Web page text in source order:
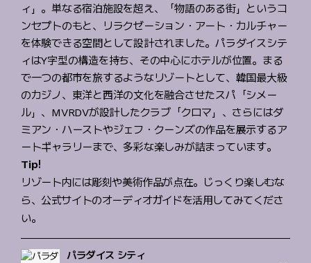
ィ」。単なる宿泊施設を超え、「物語のある街」というコ
ンセプトのもと、リラクゼーション・アート・カルチャー
を体験できる空間として設計されました。パラダイスシテ
ィはY字型の構造を持ち、その中心にホテルが位置。まる
で一つの都市を旅するようなリゾートとして、韓国最大級
のカジノ、東洋と西洋の文化を融合させたスパ「シメー
ル」、MVRDVが設計したクラブ「クロマ」、さらにはダ
ミアン・ハーストやジェフ・クーンズの作品を展示するア
ートギャラリーまで、多彩な楽しみが詰まっています。
Tip!
リゾート内には彫刻や美術作品が点在。じっくり楽しむな
ら、公式サイトのオーディオガイドを活用してみてくださ
い。
パラダイス シティ